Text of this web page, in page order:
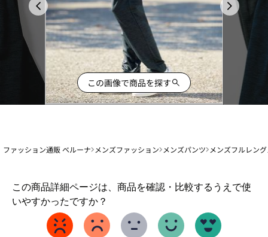
この画像で商品を探す
ファッション通販 ベルーナ メンズファッション メンズパンツ メンズフルレン
この商品詳細ページは、商品を確認・比較するうえで使
いやすかったですか？
1
か